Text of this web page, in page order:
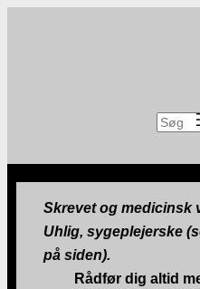
Søg
Skrevet og medicinsk
Uhlig, sygeplejerske
på siden).
Rådfør dig altid